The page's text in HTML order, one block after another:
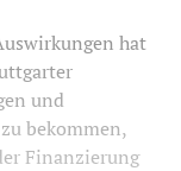
hat
und
bekommen,
Finanzierung